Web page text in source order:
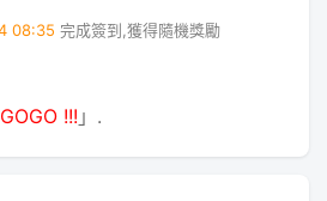
08:35 完成簽到,獲得隨機獎勵
!!! 」.